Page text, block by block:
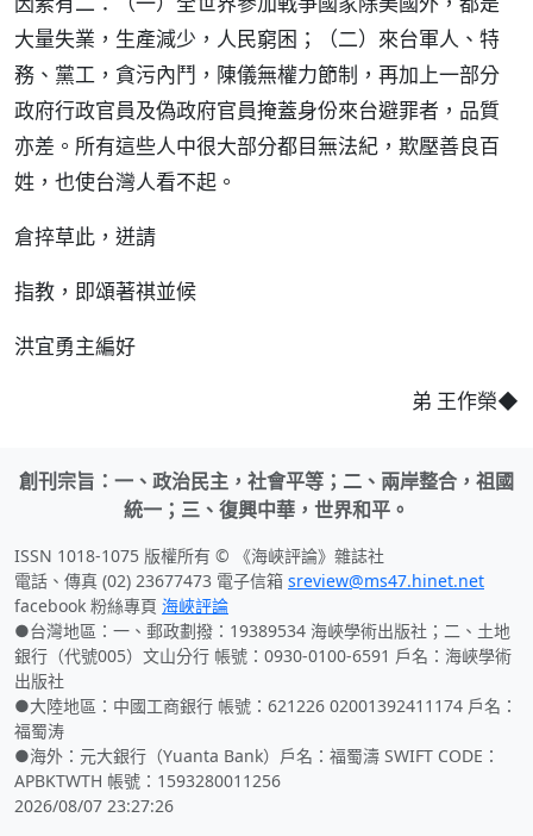
大量失業，生產減少，人民窮困；（二）來台軍人、特
務、黨工，貪污內鬥，陳儀無權力節制，再加上一部分
政府行政官員及偽政府官員掩蓋身份來台避罪者，品質
亦差。所有這些人中很大部分都目無法紀，欺壓善良百
姓，也使台灣人看不起。
倉捽草此，迸請
指教，即頌著祺並候
洪宜勇主編好
弟 王作榮◆
創刊宗旨：一、政治民主，社會平等；二、兩岸整合，祖國
統一；三、復興中華，世界和平。
ISSN 1018-1075 版權所有 © 《海峽評論》雜誌社
電話、傳真 (02) 23677473 電子信箱 sreview@ms47.hinet.net
facebook 粉絲專頁 海峽評論
●台灣地區：一、郵政劃撥：19389534 海峽學術出版社；二、土地
銀行（代號005）文山分行 帳號：0930-0100-6591 戶名：海峽學術
出版社
●大陸地區：中國工商銀行 帳號：621226 02001392411174 戶名：
福蜀涛
●海外：元大銀行（Yuanta Bank）戶名：福蜀濤 SWIFT CODE：
APBKTWTH 帳號：1593280011256
2026/08/07 23:27:26